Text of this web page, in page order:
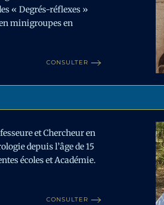
« Degrés-réflexes »
minigroupes en
CONSULTER
et Chercheur en
depuis l’âge de 15
écoles et Académie.
CONSULTER